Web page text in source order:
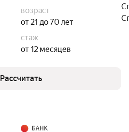
возраст
от 21 до 70 лет
стаж
от 12 месяцев
Рассчитать